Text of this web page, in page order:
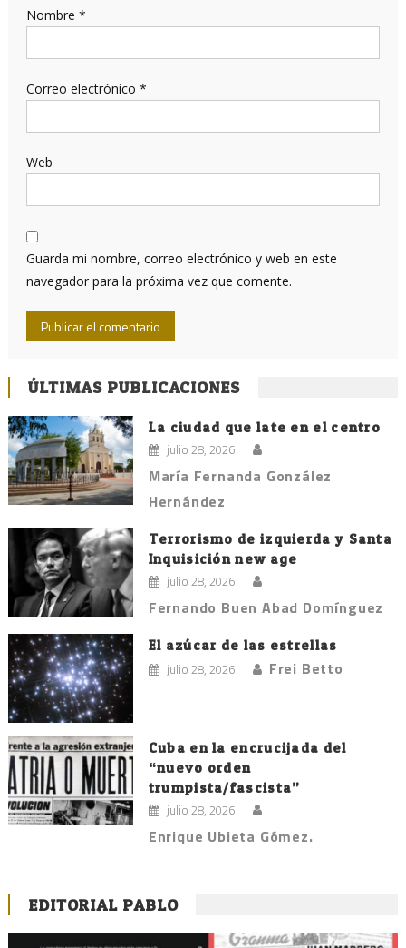
Nombre *
Correo electrónico *
Web
Guarda mi nombre, correo electrónico y web en este
navegador para la próxima vez que comente.
ÚLTIMAS PUBLICACIONES
La ciudad que late en el centro
julio 28, 2026
María Fernanda González
Hernández
Terrorismo de izquierda y Santa
Inquisición new age
julio 28, 2026
Fernando Buen Abad Domínguez
El azúcar de las estrellas
julio 28, 2026 Frei Betto
Cuba en la encrucijada del
“nuevo orden
trumpista/fascista”
julio 28, 2026
Enrique Ubieta Gómez.
EDITORIAL PABLO